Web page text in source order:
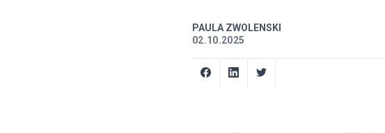
PAULA ZWOLENSKI
02.10.2025